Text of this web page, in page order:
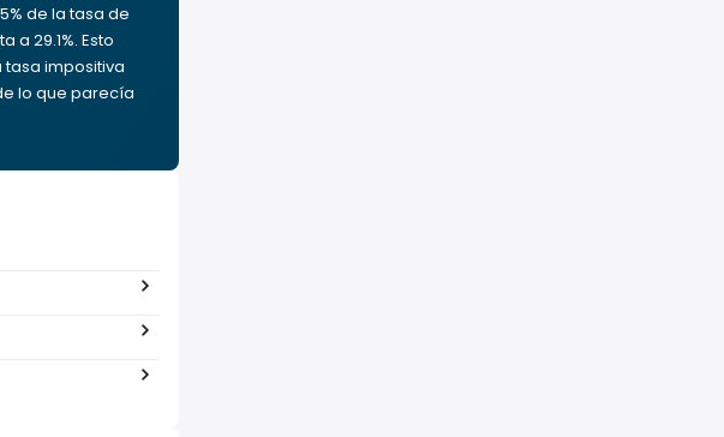
de la tasa de
a 29.1%. Esto
impositiva
lo que parecía